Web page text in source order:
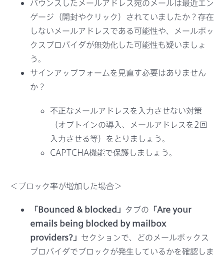
バウンスしたメールアドレス宛のメールは最近エン
ゲージ（開封やクリック）されていましたか？存在
しないメールアドレスである可能性や、メールボッ
クスプロバイダが無効化した可能性も疑いましょ
う。
サインアップフォームを見直す必要はありません
か？
不正なメールアドレスを入力させない対策
（オプトインの導入、メールアドレスを2回
入力させる等）をとりましょう。
CAPTCHA機能で保護しましょう。
＜ブロック率が増加した場合＞
「Bounced & blocked」 タブの 「Are your
emails being blocked by mailbox
providers?」 セクションで、どのメールボックス
プロバイダでブロックが発生しているかを確認しま